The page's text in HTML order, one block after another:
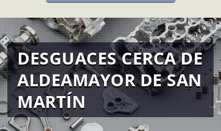
DESGUACES CERCA DE
ALDEAMAYOR DE SAN
MARTÍN